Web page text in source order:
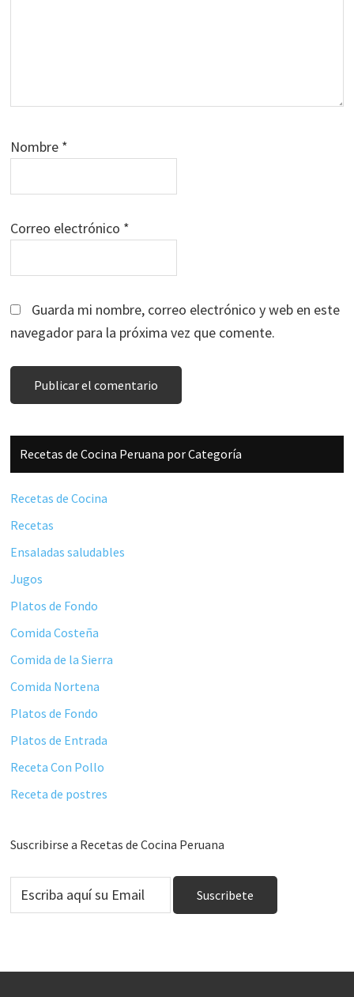
Nombre *
Correo electrónico *
Guarda mi nombre, correo electrónico y web en este
navegador para la próxima vez que comente.
Barra
lateral
principal
Recetas de Cocina Peruana por Categoría
Recetas de Cocina
Recetas
Ensaladas saludables
Jugos
Platos de Fondo
Comida Costeña
Comida de la Sierra
Comida Nortena
Platos de Fondo
Platos de Entrada
Receta Con Pollo
Receta de postres
Suscribirse a Recetas de Cocina Peruana